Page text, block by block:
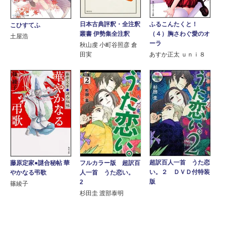
こひすてふ
土屋浩
日本古典評釈・全注釈
叢書 伊勢集全注釈
秋山虔 小町谷照彦 倉
田実
ふるこんたくと！
（４）胸さわぐ愛のオ
ーラ
あすか正太 ｕｎｉ８
藤原定家●謎合秘帖 華
やかなる弔歌
篠綾子
フルカラー版 超訳百
人一首 うた恋い。
2
杉田圭 渡部泰明
超訳百人一首 うた恋
い。２ ＤＶＤ付特装
版